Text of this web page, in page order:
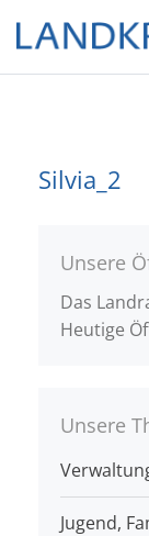
Silvia_2
Unsere
Das
Heutige
Unsere
Jugend,